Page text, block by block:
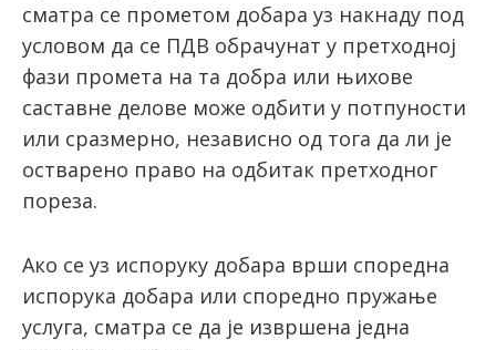
сматра се прометом добара уз накнаду под
условом да се ПДВ обрачунат у претходној
фази промета на та добра или њихове
саставне делове може одбити у потпуности
или сразмерно, независно од тога да ли је
остварено право на одбитак претходног
пореза.
Ако се уз испоруку добара врши споредна
испорука добара или споредно пружање
услуга, сматра се да је извршена једна